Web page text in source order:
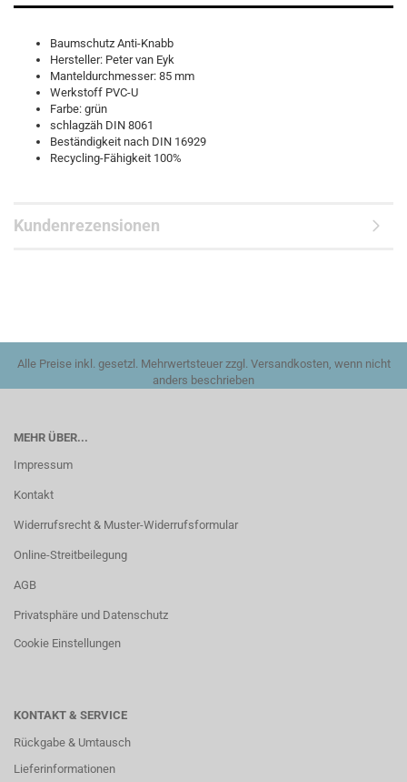
Baumschutz Anti-Knabb
Hersteller: Peter van Eyk
Manteldurchmesser: 85 mm
Werkstoff PVC-U
Farbe: grün
schlagzäh DIN 8061
Beständigkeit nach DIN 16929
Recycling-Fähigkeit 100%
Kundenrezensionen
Alle Preise inkl. gesetzl. Mehrwertsteuer zzgl. Versandkosten, wenn nicht
anders beschrieben
MEHR ÜBER...
Impressum
Kontakt
Widerrufsrecht & Muster-Widerrufsformular
Online-Streitbeilegung
AGB
Privatsphäre und Datenschutz
Cookie Einstellungen
KONTAKT & SERVICE
Rückgabe & Umtausch
Lieferinformationen